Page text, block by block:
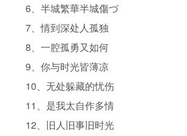
6、半城繁華半城傷づ
7、情到深处人孤独
8、一腔孤勇又如何
9、你与时光皆薄凉
10、无处躲藏的忧伤
11、是我太自作多情
12、旧人旧事旧时光